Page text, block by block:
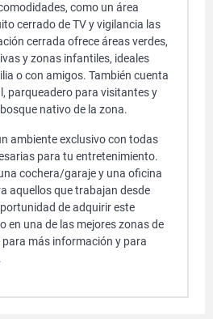
como un área
cerrado de TV y vigilancia las
cerrada ofrece áreas verdes,
y zonas infantiles, ideales
o con amigos. También cuenta
parqueadero para visitantes y
nativo de la zona.
ambiente exclusivo con todas
para tu entretenimiento.
cochera/garaje y una oficina
aquellos que trabajan desde
de adquirir este
en una de las mejores zonas de
más información y para